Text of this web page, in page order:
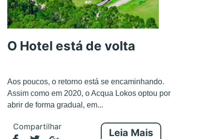
O Hotel está de volta
Aos poucos, o retorno está se encaminhando.
Assim como em 2020, o Acqua Lokos optou por
abrir de forma gradual, em...
Compartilhar
Leia Mais